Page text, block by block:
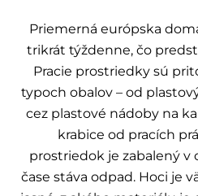
Priemerná európska
trikrát týždenne, čo
Pracie prostriedky sú
typoch obalov – od
cez plastové nádoby na
krabice od pracích
prostriedok je zabalený v
čase stáva odpad. Hoci je